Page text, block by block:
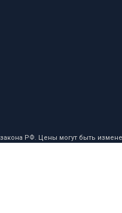
РФ. Цены могут быть